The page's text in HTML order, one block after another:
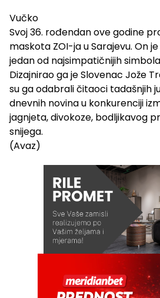
Vučko
Svoj 36. rođendan ove godine
maskota ZOI-ja u Sarajevu. On
jedan od najsimpatičnijih
Dizajnirao ga je Slovenac Jože
su ga odabrali čitaoci tadašnjih
dnevnih novina u konkurenciji
jagnjeta, divokoze, bodljikavog
snijega.
(Avaz)